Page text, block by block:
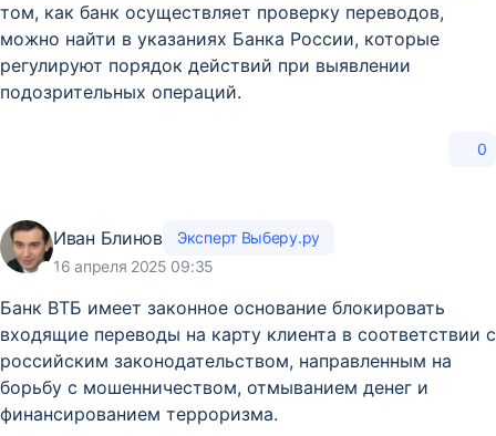
том, как банк осуществляет проверку переводов,
можно найти в указаниях Банка России, которые
регулируют порядок действий при выявлении
подозрительных операций.
0
Иван Блинов
Эксперт Выберу.ру
16 апреля 2025 09:35
​Банк ВТБ имеет законное основание блокировать
входящие переводы на карту клиента в соответствии с
российским законодательством, направленным на
борьбу с мошенничеством, отмыванием денег и
финансированием терроризма.​